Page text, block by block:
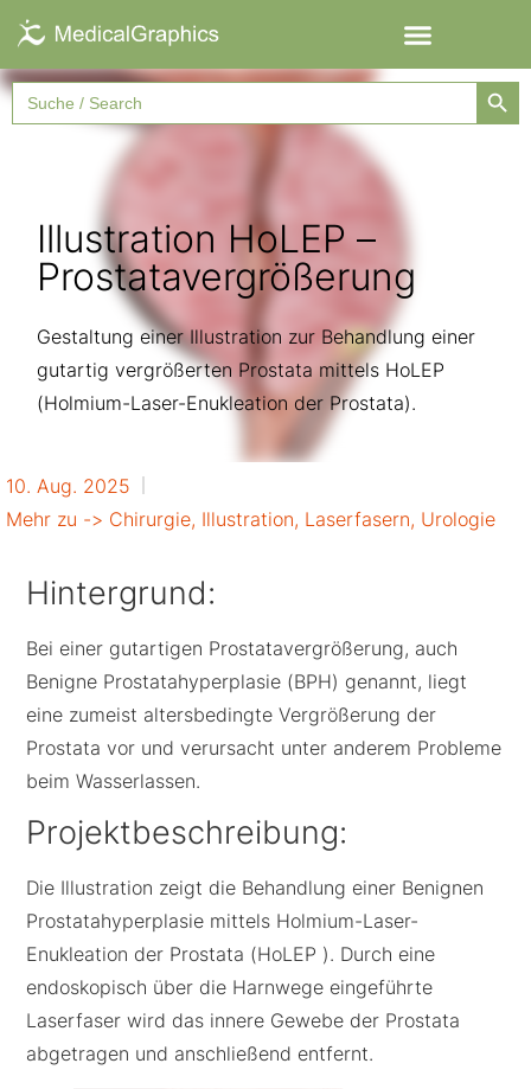
Search
for:
Illustration HoLEP –
Prostatavergrößerung
Gestaltung einer Illustration zur Behandlung einer
gutartig vergrößerten Prostata mittels HoLEP
(Holmium-Laser-Enukleation der Prostata).
10. Aug. 2025
Mehr zu -> Chirurgie, Illustration, Laserfasern, Urologie
Hintergrund:
Bei einer gutartigen Prostatavergrößerung, auch
Benigne Prostatahyperplasie (BPH) genannt, liegt
eine zumeist altersbedingte Vergrößerung der
Prostata vor und verursacht unter anderem Probleme
beim Wasserlassen.
Projektbeschreibung:
Die Illustration zeigt die Behandlung einer Benignen
Prostatahyperplasie mittels Holmium-Laser-
Enukleation der Prostata (HoLEP ). Durch eine
endoskopisch über die Harnwege eingeführte
Laserfaser wird das innere Gewebe der Prostata
abgetragen und anschließend entfernt.